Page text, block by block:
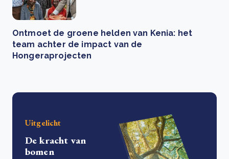
Ontmoet de groene helden van Kenia: het
team achter de impact van de
Hongeraprojecten
Uitgelicht
De kracht van
bomen